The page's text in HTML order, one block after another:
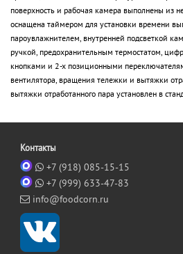
поверхность и рабочая камера выполнены из
оснащена таймером для установки времени
пароувлажнителем, внутренней подсветкой
ручкой, предохранительным термостатом,
кнопками и 2-х позиционными
вентилятора, вращения тележки и вытяжки
вытяжки отработанного пара установлен в
Контакты
+7 (918) 085-15-15
+7 (999) 633-47-83
info@foodcorn.ru